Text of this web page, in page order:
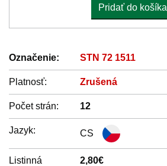
Pridať do košíka
Označenie: STN 72 1511
Platnosť: Zrušená
Počet strán: 12
Jazyk: CS
Listinná
2,80€